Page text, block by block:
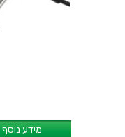
מידע נוסף